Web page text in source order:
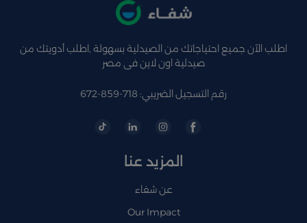
اطلب الآن جميع احتياجاتك من الصيدلية بسهولة ,اطلب أدويتك من
صيدلية اون لاين فى مصر
رقم التسجيل الضريبي: 718-859-672
المزيد عنا
عن شفاء
Our Impact